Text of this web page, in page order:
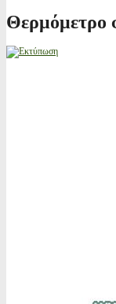
Θερμόμετρο